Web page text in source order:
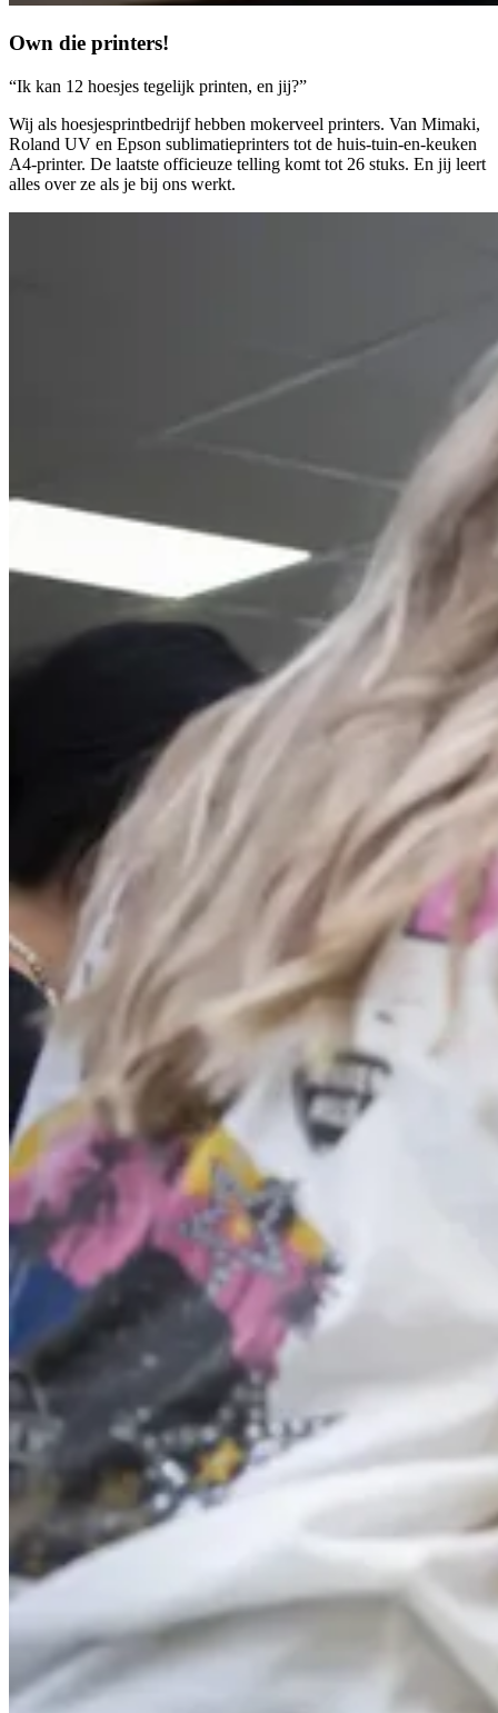
Own die printers!
“Ik kan 12 hoesjes tegelijk printen, en jij?”
Wij als hoesjesprintbedrijf hebben mokerveel printers. Van Mimaki,
Roland UV en Epson sublimatieprinters tot de huis-tuin-en-keuken
A4-printer. De laatste officieuze telling komt tot 26 stuks. En jij leert
alles over ze als je bij ons werkt.